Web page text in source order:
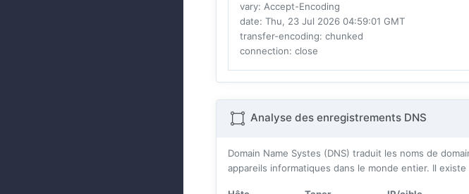
vary: Accept-Encoding
date: Thu, 23 Jul 2026 04:59:01 GMT
transfer-encoding: chunked
connection: close
Analyse des enregistrements DNS
Domain Name Systes (DNS) traduit les noms de
appareils informatiques dans le monde entier. Il existe